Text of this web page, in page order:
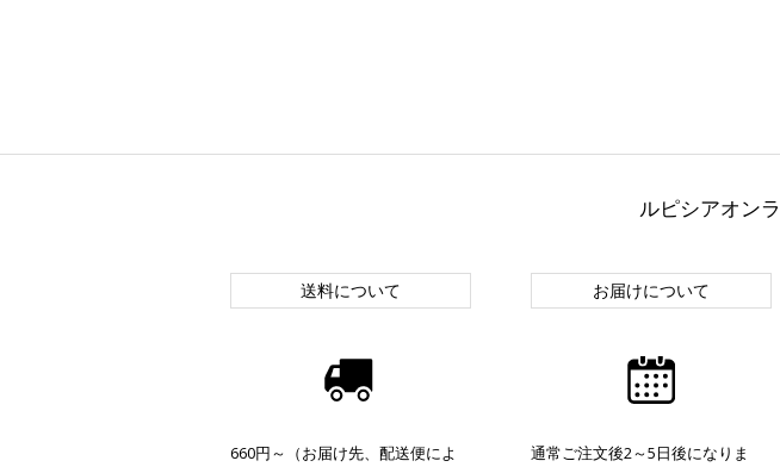
ルピシアオン
送料について
660円～（お届け先、配送便によ
お届けについて
通常ご注文後2～5日後になりま